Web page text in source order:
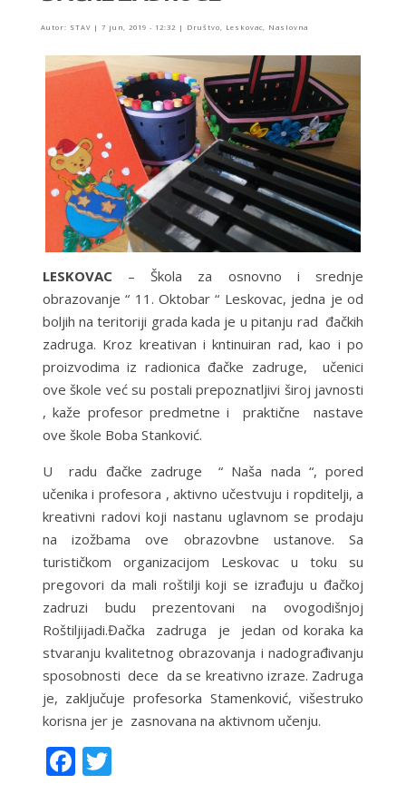
Autor: STAV| 7 jun, 2019 - 12:32 | Društvo Leskovac Naslovna
LESKOVAC– Škola za osnovno i srednje
obrazovanje “ 11. Oktobar “ Leskovac, jedna je od
boljih na teritoriji grada kada je u pitanju rad đačkih
zadruga. Kroz kreativan i kntinuiran rad, kao i po
proizvodima iz radionica đačke zadruge, učenici
ove škole već su postali prepoznatljivi široj javnosti
, kaže profesor predmetne i praktične nastave
ove škole Boba Stanković.
U radu đačke zadruge “ Naša nada “, pored
učenika i profesora , aktivno učestvuju i ropditelji, a
kreativni radovi koji nastanu uglavnom se prodaju
na izožbama ove obrazovbne ustanove. Sa
turističkom organizacijom Leskovac u toku su
pregovori da mali roštilji koji se izrađuju u đačkoj
zadruzi budu prezentovani na ovogodišnjoj
Roštiljijadi.Đačka zadruga je jedan od koraka ka
stvaranju kvalitetnog obrazovanja i nadograđivanju
sposobnosti dece da se kreativno izraze. Zadruga
je, zaključuje profesorka Stamenković, višestruko
korisna jer je zasnovana na aktivnom učenju.
F T